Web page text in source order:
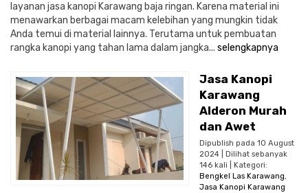
layanan jasa kanopi Karawang baja ringan. Karena material ini
menawarkan berbagai macam kelebihan yang mungkin tidak
Anda temui di material lainnya. Terutama untuk pembuatan
rangka kanopi yang tahan lama dalam jangka... selengkapnya
Jasa Kanopi
Karawang
Alderon Murah
dan Awet
Dipublish pada 10 August
2024 | Dilihat sebanyak
146 kali | Kategori:
Bengkel Las Karawang,
Jasa Kanopi Karawang